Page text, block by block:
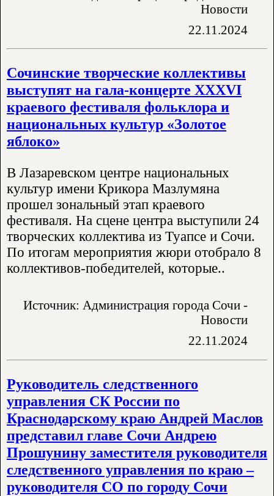
Новости
22.11.2024
Сочинские творческие коллективы
выступят на гала-концерте XXXVI
краевого фестиваля фольклора и
национальных культур «Золотое
яблоко»
В Лазаревском центре национальных
культур имени Крикора Мазлумяна
прошел зональный этап краевого
фестиваля. На сцене центра выступили 24
творческих коллектива из Туапсе и Сочи.
По итогам мероприятия жюри отобрало 8
коллективов-победителей, которые..
Источник: Администрация города Сочи -
Новости
22.11.2024
Руководитель следственного
управления СК России по
Краснодарскому краю Андрей Маслов
представил главе Сочи Андрею
Прошунину заместителя руководителя
следственного управления по краю –
руководителя СО по городу Сочи